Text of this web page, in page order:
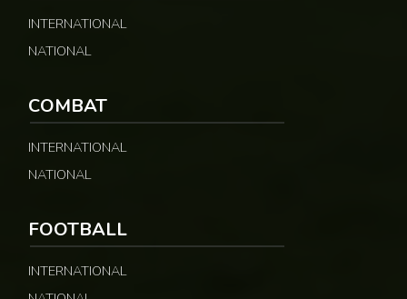
INTERNATIONAL
NATIONAL
COMBAT
INTERNATIONAL
NATIONAL
FOOTBALL
INTERNATIONAL